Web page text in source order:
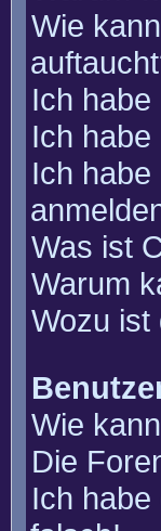
Wie
Ich
Ich
Ich
Was ist
Warum
Wozu ist
Wie
Die
Ich